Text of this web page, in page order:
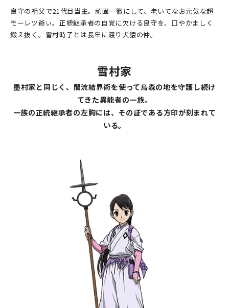
良守の祖父で21代目当主。頑固一徹にして、老いてなお元気な超
モーレツ爺ぃ。正統継承者の自覚に欠ける良守を、口やかましく
鍛え抜く。雪村時子とは長年に渡り犬猿の仲。
雪村家
墨村家と同じく、間流結界術を使って烏森の地を守護し続け
てきた異能者の一族。
一族の正統継承者の左胸には、その証である方印が刻まれて
いる。